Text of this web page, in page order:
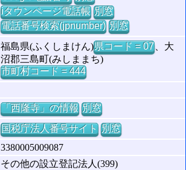
iタウンページ電話帳 別窓
電話番号検索(jpnumber) 別窓
福島県(ふくしまけん)県コード = 07、大
沼郡三島町(みしままち)
市町村コード = 444
「西隆寺」の情報 別窓
国税庁法人番号サイト 別窓
3380005009087
その他の設立登記法人(399)